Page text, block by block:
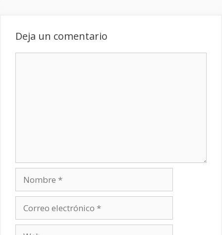
Deja un comentario
electrónico